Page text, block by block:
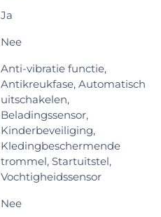
Ja
Nee
Anti-vibratie functie,
Antikreukfase, Automatisch
uitschakelen,
Beladingssensor,
Kinderbeveiliging,
Kledingbeschermende
trommel, Startuitstel,
Vochtigheidssensor
Nee